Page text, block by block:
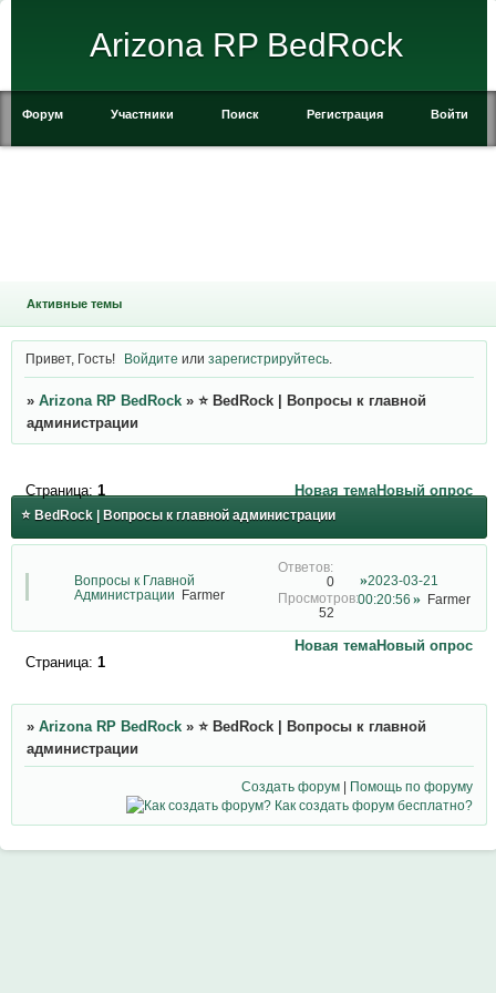
Arizona RP BedRock
Форум Участники Поиск Регистрация Войти
Активные темы
Привет, Гость! Войдите илизарегистрируйтесь
» Arizona RP BedRock » ⭐ BedRock | Вопросы к главной
администрации
⭐ BedRock | Вопросы к главной администрации
Страница: 1 Новая темаНовый опрос
Вопросы к Главной
Администрации
Farmer
0
52
2023-03-21
00:20:56
Farmer
Новая темаНовый опрос
Страница: 1
» Arizona RP BedRock » ⭐ BedRock | Вопросы к главной
администрации
Создать форум | Помощь по форуму